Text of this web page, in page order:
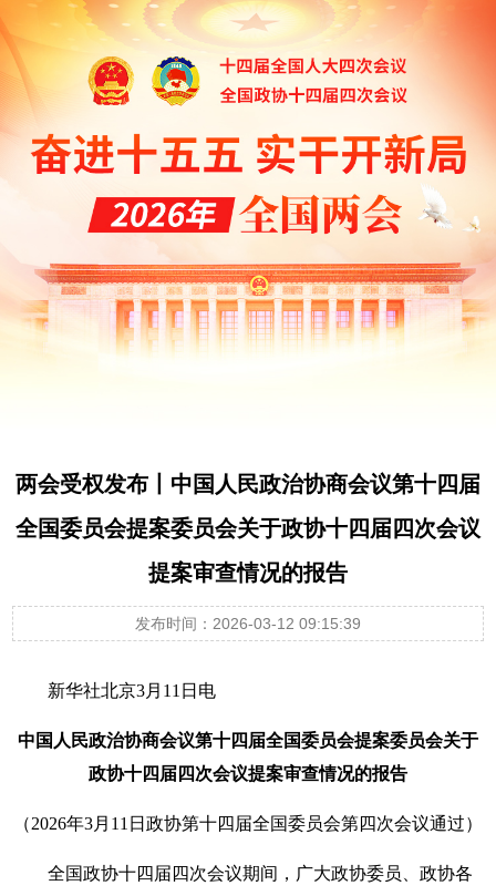
两会受权发布丨中国人民政治协商会议第十四届
全国委员会提案委员会关于政协十四届四次会议
提案审查情况的报告
发布时间：2026-03-12 09:15:39
新华社北京3月11日电
中国人民政治协商会议第十四届全国委员会提案委员会关于
政协十四届四次会议提案审查情况的报告
（2026年3月11日政协第十四届全国委员会第四次会议通过）
全国政协十四届四次会议期间，广大政协委员、政协各